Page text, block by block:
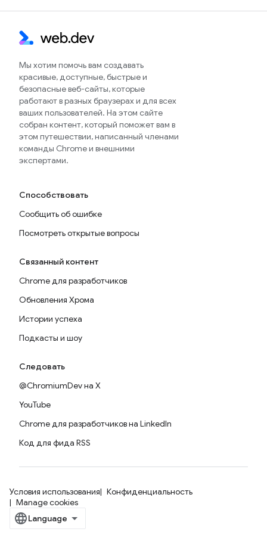
Мы хотим помочь вам создавать
красивые, доступные, быстрые и
безопасные веб-сайты, которые
работают в разных браузерах и для всех
ваших пользователей. На этом сайте
собран контент, который поможет вам в
этом путешествии, написанный членами
команды Chrome и внешними
экспертами.
Способствовать
Сообщить об ошибке
Посмотреть открытые вопросы
Связанный контент
Chrome для разработчиков
Обновления Хрома
Истории успеха
Подкасты и шоу
Следовать
@ChromiumDev на X
YouTube
Chrome для разработчиков на LinkedIn
Код для фида RSS
Условия использования
Конфиденциальность
Manage cookies